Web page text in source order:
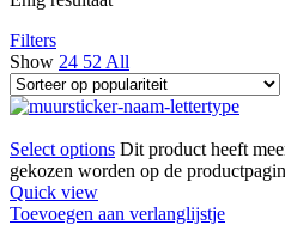
Filters
Show 24 52 All
Select options Dit product heeft
gekozen worden op de
Quick view
Toevoegen aan verlanglijstje